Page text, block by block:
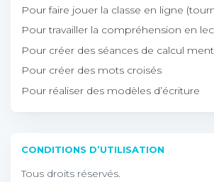
Pour faire jouer la classe en ligne
Pour travailler la compréhension en
Pour créer des séances de calcul
Pour créer des mots croisés
Pour réaliser des modèles d’écriture
CONDITIONS D’UTILISATION
Tous droits réservés.